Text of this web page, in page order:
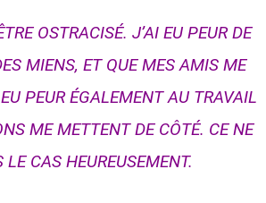
OSTRACISÉ. J’AI EU PEUR DE
MIENS, ET QUE MES AMIS ME
PEUR ÉGALEMENT AU TRAVAIL
ME METTENT DE CÔTÉ. CE NE
LE CAS HEUREUSEMENT.